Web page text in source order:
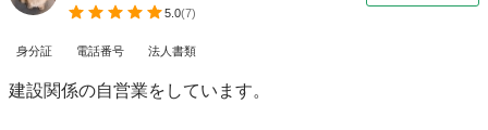
5.0(7)
身分証 電話番号 法人書類
建設関係の自営業をしています。